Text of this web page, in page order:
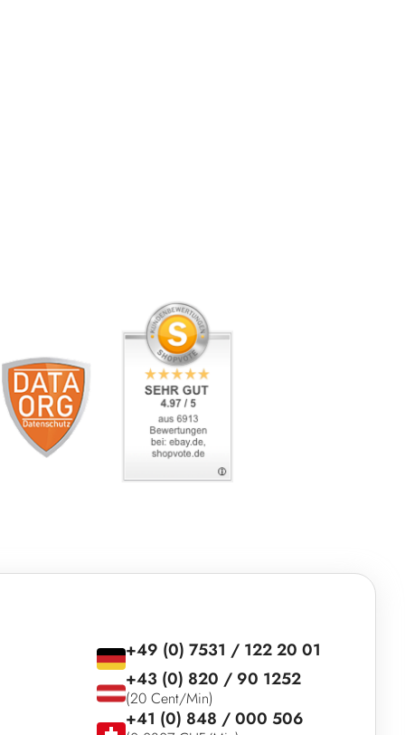
+49 (0) 7531 / 122 20 01
+43 (0) 820 / 90 1252
(20 Cent/Min)
+41 (0) 848 / 000 506